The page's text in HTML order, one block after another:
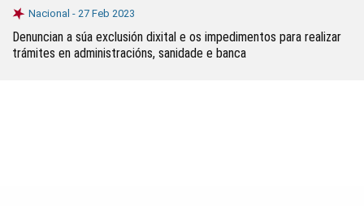
Nacional - 27 Feb 2023
Denuncian a súa exclusión dixital e os impedimentos para realizar
trámites en administracións, sanidade e banca